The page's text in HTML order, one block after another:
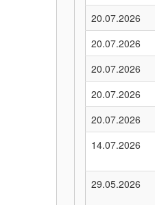
20.07.2026
20.07.2026
20.07.2026
20.07.2026
20.07.2026
14.07.2026
29.05.2026